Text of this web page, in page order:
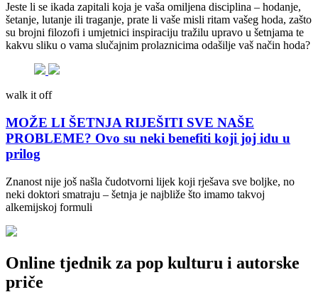
Jeste li se ikada zapitali koja je vaša omiljena disciplina – hodanje,
šetanje, lutanje ili traganje, prate li vaše misli ritam vašeg hoda, zašto
su brojni filozofi i umjetnici inspiraciju tražilu upravo u šetnjama te
kakvu sliku o vama slučajnim prolaznicima odašilje vaš način hoda?
walk it off
MOŽE LI ŠETNJA RIJEŠITI SVE NAŠE
PROBLEME? Ovo su neki benefiti koji joj idu u
prilog
Znanost nije još našla čudotvorni lijek koji rješava sve boljke, no
neki doktori smatraju – šetnja je najbliže što imamo takvoj
alkemijskoj formuli
Online tjednik za pop kulturu i autorske
priče